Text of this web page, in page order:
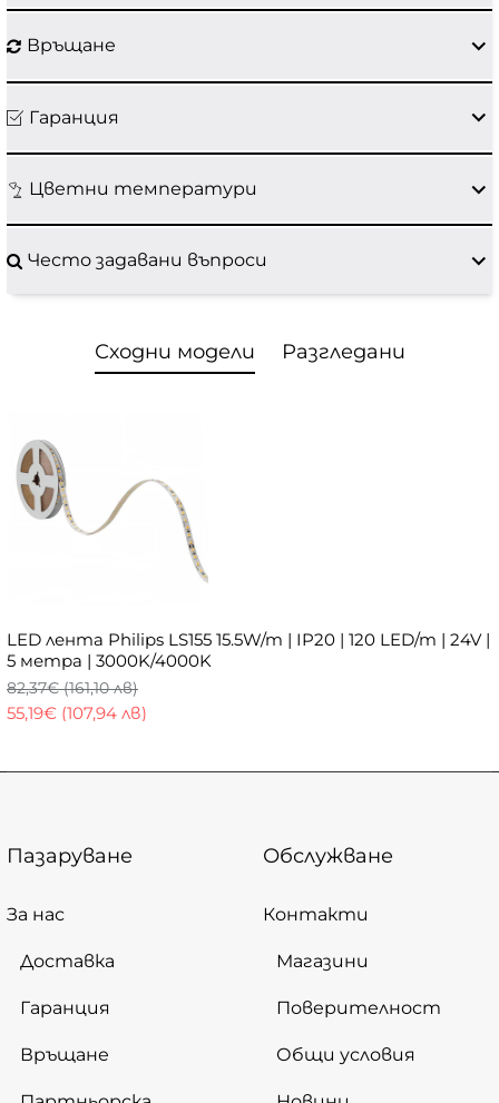
Връщане
Гаранция
Цветни температури
Често задавани въпроси
Сходни модели Разгледани
LED лента Philips LS155 15.5W/m | IP20 | 120 LED/m | 24V |
5 метра | 3000K/4000K
55,19€ (107,94 лв)
82,37€ (161,10 лв)
Пазаруване
За нас
Доставка
Гаранция
Връщане
Обслужване
Контакти
Магазини
Поверителност
Общи условия